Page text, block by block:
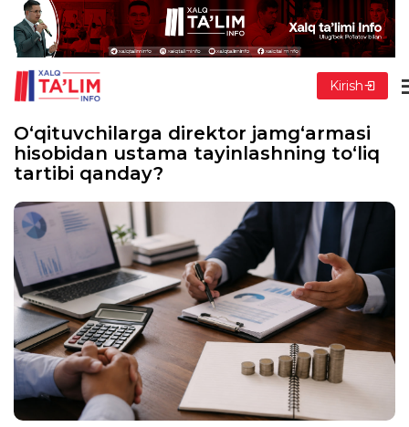
Kirish
O‘qituvchilarga direktor jamg‘armasi
hisobidan ustama tayinlashning to‘liq
tartibi qanday?